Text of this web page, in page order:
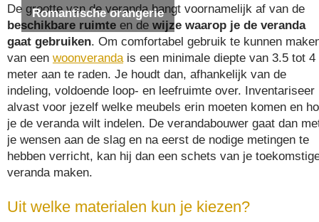
Romantische orangerie
De grootte van de veranda hangt voornamelijk af van de
beschikbare ruimte en de wijze waarop je de veranda
gaat gebruiken. Om comfortabel gebruik te kunnen
van een woonveranda is een minimale diepte van 3.5 tot 4
meter aan te raden. Je houdt dan, afhankelijk van de
indeling, voldoende loop- en leefruimte over. Inventariseer
alvast voor jezelf welke meubels erin moeten komen en
je de veranda wilt indelen. De verandabouwer gaat dan
je wensen aan de slag en na eerst de nodige metingen te
hebben verricht, kan hij dan een schets van je
veranda maken.
Uit welke materialen kun je kiezen?